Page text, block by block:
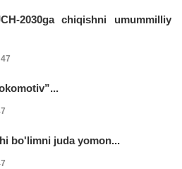
2030ga chiqishni umummilliy
47
bo'limni juda yomon...